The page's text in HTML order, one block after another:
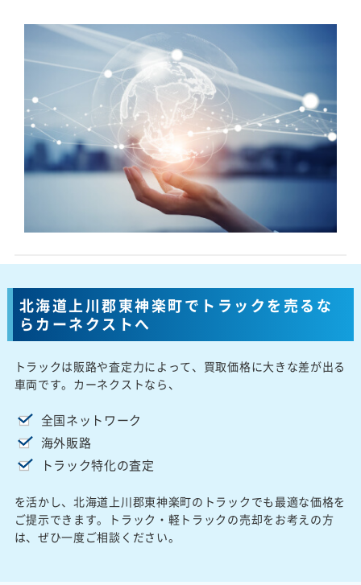
北海道上川郡東神楽町でトラックを売るな
らカーネクストへ
トラックは販路や査定力によって、買取価格に大きな差が出る
車両です。カーネクストなら、
全国ネットワーク
海外販路
トラック特化の査定
を活かし、北海道上川郡東神楽町のトラックでも最適な価格を
ご提示できます。トラック・軽トラックの売却をお考えの方
は、ぜひ一度ご相談ください。